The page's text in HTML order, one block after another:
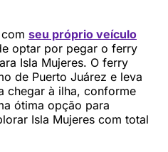
seu próprio veículo
optar por pegar o ferry
Isla Mujeres. O ferry
de Puerto Juárez e leva
chegar à ilha, conforme
ótima opção para
Isla Mujeres com total